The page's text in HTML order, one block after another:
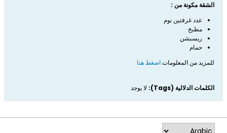
الشقة مكونة من :
عدد غرفتين نوم
مطبخ
ريسبشن
حمام
للمزيد من المعلوماتاضغط هنا
الكلمات الدلالية (Tags): لا يوجد